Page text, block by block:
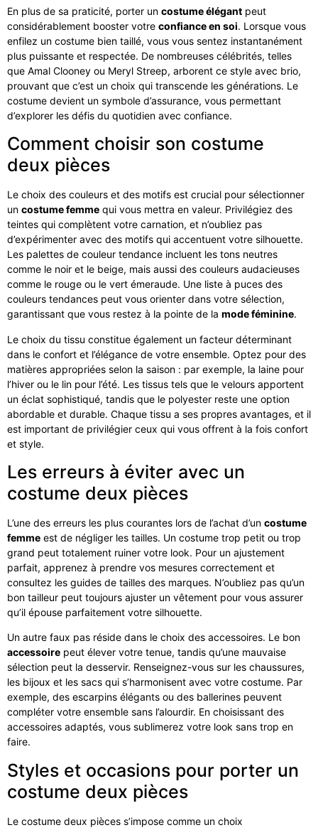
En plus de sa praticité, porter un costume élégant peut
considérablement booster votre confiance en soi. Lorsque vous
enfilez un costume bien taillé, vous vous sentez instantanément
plus puissante et respectée. De nombreuses célébrités, telles
que Amal Clooney ou Meryl Streep, arborent ce style avec brio,
prouvant que c’est un choix qui transcende les générations. Le
costume devient un symbole d’assurance, vous permettant
d’explorer les défis du quotidien avec confiance.
Comment choisir son costume
deux pièces
Le choix des couleurs et des motifs est crucial pour sélectionner
un costume femme qui vous mettra en valeur. Privilégiez des
teintes qui complètent votre carnation, et n’oubliez pas
d’expérimenter avec des motifs qui accentuent votre silhouette.
Les palettes de couleur tendance incluent les tons neutres
comme le noir et le beige, mais aussi des couleurs audacieuses
comme le rouge ou le vert émeraude. Une liste à puces des
couleurs tendances peut vous orienter dans votre sélection,
garantissant que vous restez à la pointe de la mode féminine.
Le choix du tissu constitue également un facteur déterminant
dans le confort et l’élégance de votre ensemble. Optez pour des
matières appropriées selon la saison : par exemple, la laine pour
l’hiver ou le lin pour l’été. Les tissus tels que le velours apportent
un éclat sophistiqué, tandis que le polyester reste une option
abordable et durable. Chaque tissu a ses propres avantages, et il
est important de privilégier ceux qui vous offrent à la fois confort
et style.
Les erreurs à éviter avec un
costume deux pièces
L’une des erreurs les plus courantes lors de l’achat d’un costume
femme est de négliger les tailles. Un costume trop petit ou trop
grand peut totalement ruiner votre look. Pour un ajustement
parfait, apprenez à prendre vos mesures correctement et
consultez les guides de tailles des marques. N’oubliez pas qu’un
bon tailleur peut toujours ajuster un vêtement pour vous assurer
qu’il épouse parfaitement votre silhouette.
Un autre faux pas réside dans le choix des accessoires. Le bon
accessoire peut élever votre tenue, tandis qu’une mauvaise
sélection peut la desservir. Renseignez-vous sur les chaussures,
les bijoux et les sacs qui s’harmonisent avec votre costume. Par
exemple, des escarpins élégants ou des ballerines peuvent
compléter votre ensemble sans l’alourdir. En choisissant des
accessoires adaptés, vous sublimerez votre look sans trop en
faire.
Styles et occasions pour porter un
costume deux pièces
Le costume deux pièces s’impose comme un choix